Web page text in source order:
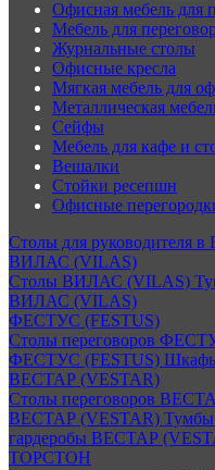
Офисная мебель для
Мебель для
Журнальные столы
Офисные кресла
Мягкая мебель для
Металлическая
Сейфы
Мебель для кафе и
Вешалки
Стойки ресепшн
Офисные
Столы для руководителя в
ВИЛАС (VILAS)
Столы ВИЛАС (VILAS)
ВИЛАС (VILAS)
ФЕСТУС (FESTUS)
Столы переговоров
ФЕСТУС (FESTUS)
ВЕСТАР (VESTAR)
Столы переговоров
ВЕСТАР (VESTAR)
гардеробы ВЕСТАР
ТОРСТОН